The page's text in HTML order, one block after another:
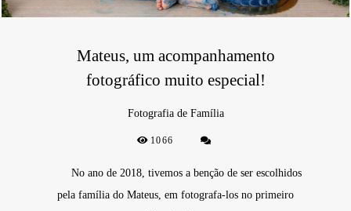
Mateus, um acompanhamento
fotográfico muito especial!
Fotografia de Família
1066
No ano de 2018, tivemos a benção de ser escolhidos
pela família do Mateus, em fotografa-los no primeiro